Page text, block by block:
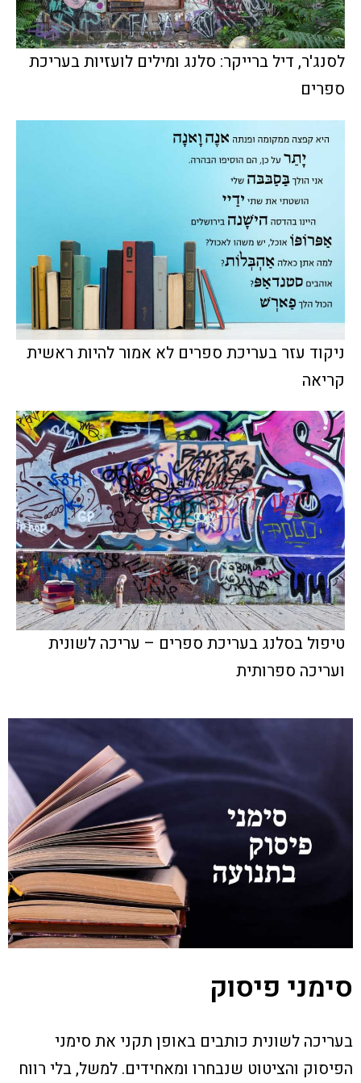
לסנג'ר, דיל ברייקר: סלנג ומילים לועזיות בעריכת
ספרים
ניקוד עזר בעריכת ספרים לא אמור להיות ראשית
קריאה
טיפול בסלנג בעריכת ספרים – עריכה לשונית
ועריכה ספרותית
סימני פיסוק
בעריכה לשונית כותבים באופן תקני את סימני
הפיסוק והציטוט שנבחרו ומאחידים. למשל, בלי רווח